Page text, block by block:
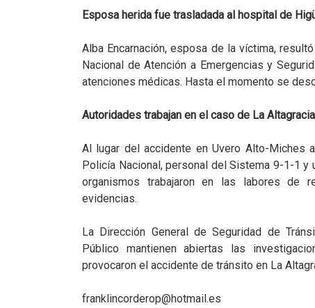
Esposa herida fue trasladada al hospital de
Alba Encarnación, esposa de la víctima,
Nacional de Atención a Emergencias y
atenciones médicas. Hasta el momento se
Autoridades trabajan en el caso de La Altagracia
Al lugar del accidente en Uvero Alto-Miches
Policía Nacional, personal del Sistema 9-1-1
organismos trabajaron en las labores de
evidencias.
La Dirección General de Seguridad de
Público mantienen abiertas las
provocaron el accidente de tránsito en La
franklincorderop@hotmail.es